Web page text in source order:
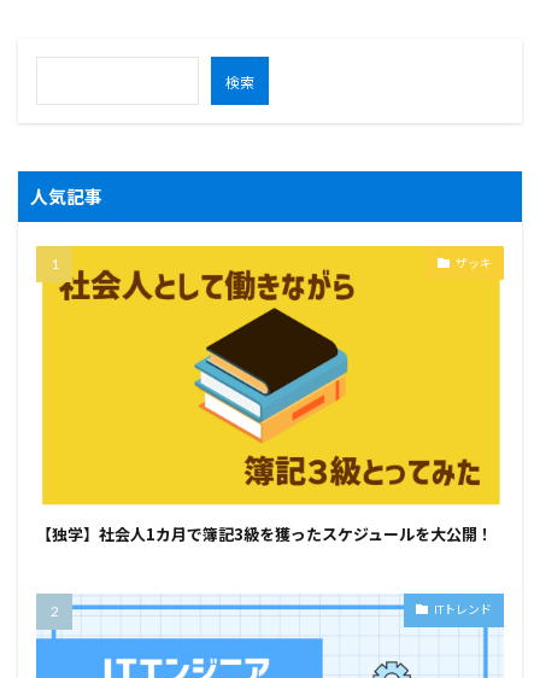
検索
人気記事
ザッキ
【独学】社会人1カ月で簿記3級を獲ったスケジュールを大公開！
ITトレンド